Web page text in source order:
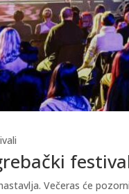
Večeras će